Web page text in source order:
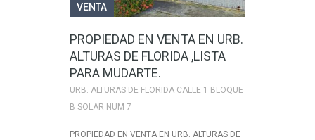
VENTA
PROPIEDAD EN VENTA EN URB.
ALTURAS DE FLORIDA ,LISTA
PARA MUDARTE.
URB. ALTURAS DE FLORIDA CALLE 1 BLOQUE
B SOLAR NUM 7
PROPIEDAD EN VENTA EN URB. ALTURAS DE